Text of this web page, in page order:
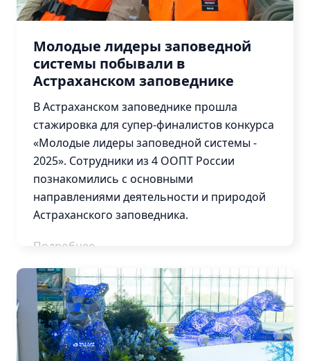
Молодые лидеры заповедной
системы побывали в
Астраханском заповеднике
В Астраханском заповеднике прошла
стажировка для супер-финалистов конкурса
«Молодые лидеры заповедной системы -
2025». Сотрудники из 4 ООПТ России
познакомились с основными
направлениями деятельности и природой
Астраханского заповедника.
Подробнее